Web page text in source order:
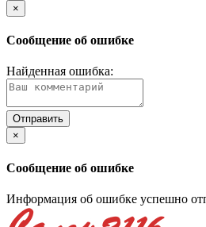
×
Сообщение об ошибке
Найденная ошибка:
×
Сообщение об ошибке
Информация об ошибке успешно